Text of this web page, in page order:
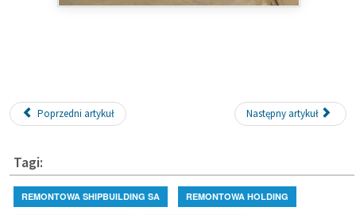
Poprzedni artykuł Następny artykuł
Tagi:
REMONTOWA SHIPBUILDING SA REMONTOWA HOLDING